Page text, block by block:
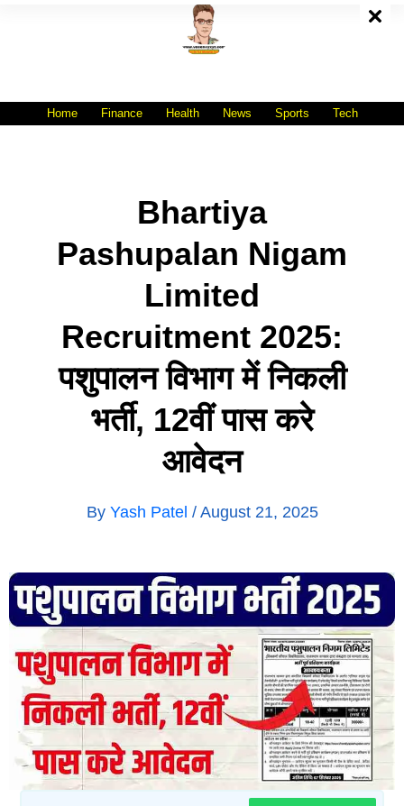
Home Finance Health News Sports Tech
Bhartiya
Pashupalan Nigam
Limited
Recruitment 2025:
पशुपालन विभाग में निकली
भर्ती, 12वीं पास करे
आवेदन
By Yash Patel / August 21, 2025